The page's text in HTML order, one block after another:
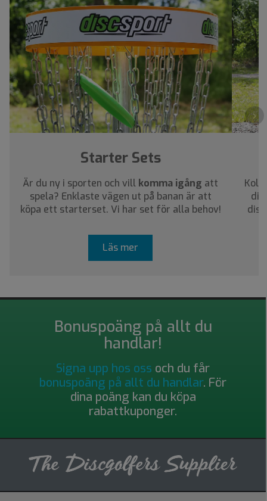
›
Starter Sets
Är du ny i sporten och vill komma igång att
spela? Enklaste vägen ut på banan är att
köpa ett starterset. Vi har set för alla behov!
Läs mer
Bonuspoäng på allt du
handlar!
Signa upp hos oss och du får
bonuspoäng på allt du handlar. För
dina poäng kan du köpa
rabattkuponger.